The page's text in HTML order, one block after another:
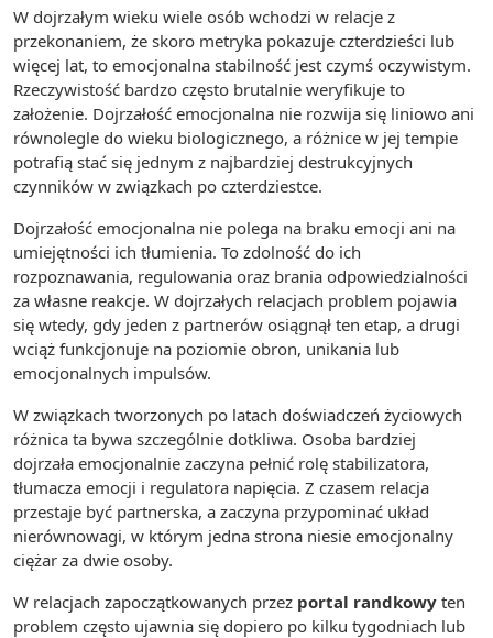
W dojrzałym wieku wiele osób wchodzi w relacje z
przekonaniem, że skoro metryka pokazuje czterdzieści lub
więcej lat, to emocjonalna stabilność jest czymś oczywistym.
Rzeczywistość bardzo często brutalnie weryfikuje to
założenie. Dojrzałość emocjonalna nie rozwija się liniowo ani
równolegle do wieku biologicznego, a różnice w jej tempie
potrafią stać się jednym z najbardziej destrukcyjnych
czynników w związkach po czterdziestce.
Dojrzałość emocjonalna nie polega na braku emocji ani na
umiejętności ich tłumienia. To zdolność do ich
rozpoznawania, regulowania oraz brania odpowiedzialności
za własne reakcje. W dojrzałych relacjach problem pojawia
się wtedy, gdy jeden z partnerów osiągnął ten etap, a drugi
wciąż funkcjonuje na poziomie obron, unikania lub
emocjonalnych impulsów.
W związkach tworzonych po latach doświadczeń życiowych
różnica ta bywa szczególnie dotkliwa. Osoba bardziej
dojrzała emocjonalnie zaczyna pełnić rolę stabilizatora,
tłumacza emocji i regulatora napięcia. Z czasem relacja
przestaje być partnerska, a zaczyna przypominać układ
nierównowagi, w którym jedna strona niesie emocjonalny
ciężar za dwie osoby.
W relacjach zapoczątkowanych przez portal randkowy ten
problem często ujawnia się dopiero po kilku tygodniach lub